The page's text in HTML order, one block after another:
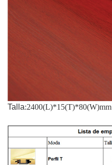
Talla:2400(L)*15(T)*80(W)mm